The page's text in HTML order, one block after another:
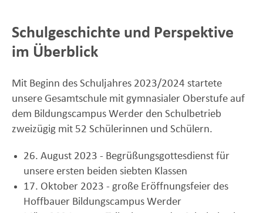
Schulgeschichte und Perspektive
im Überblick
Mit Beginn des Schuljahres 2023/2024 startete
unsere Gesamtschule mit gymnasialer Oberstufe auf
dem Bildungscampus Werder den Schulbetrieb
zweizügig mit 52 Schülerinnen und Schülern.
26. August 2023 - Begrüßungsgottesdienst für
unsere ersten beiden siebten Klassen
17. Oktober 2023 - große Eröffnungsfeier des
Hoffbauer Bildungscampus Werder